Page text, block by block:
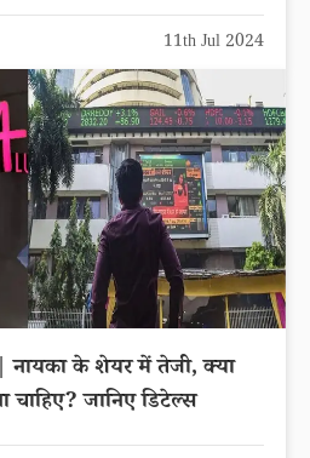
11th Jul 2024
के शेयर में तेजी, क्या
चाहिए? जानिए डिटेल्स